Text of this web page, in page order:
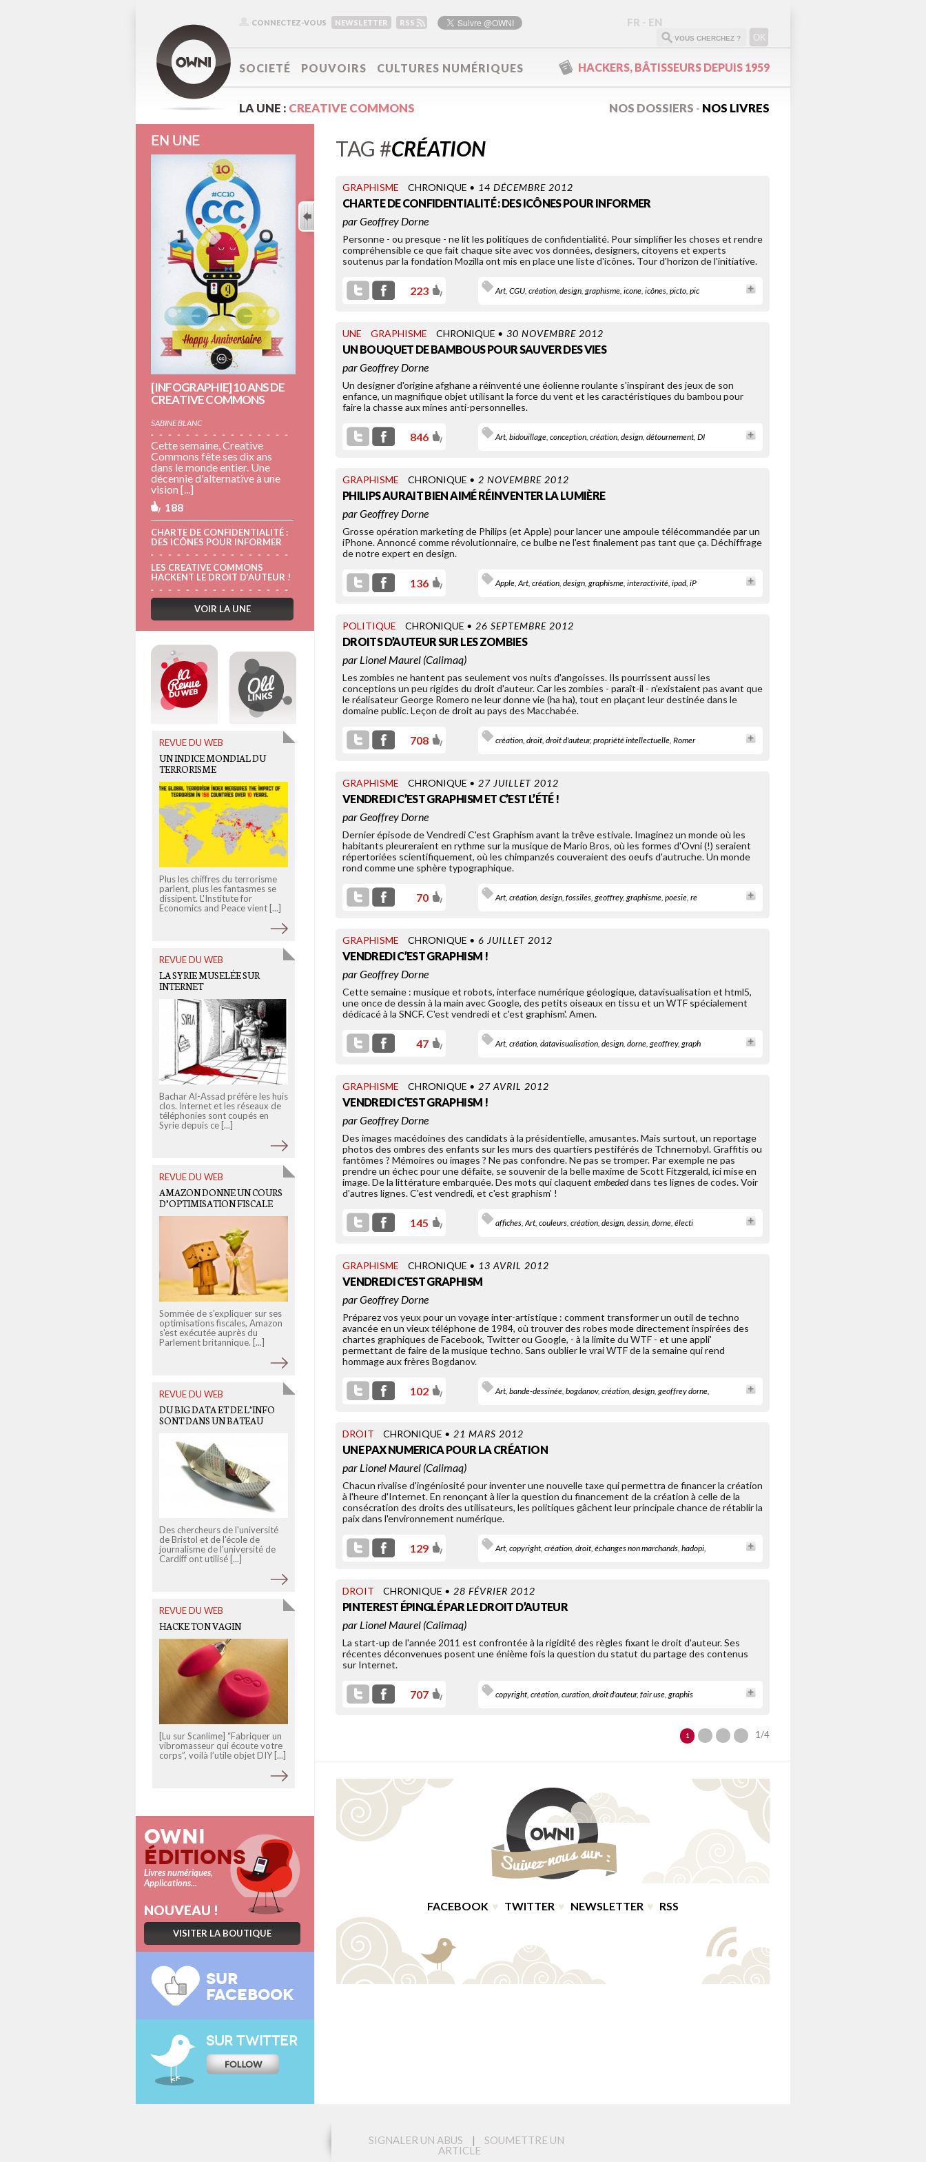
CONNECTEZ-VOUS NEWSLETTER RSS FR - EN
SOCIETÉ POUVOIRS CULTURES NUMÉRIQUES HACKERS, BÂTISSEURS DEPUIS 1959
LA UNE : CREATIVE COMMONS NOS DOSSIERS - NOS LIVRES
TAG #CRÉATION
GRAPHISME CHRONIQUE • 14 DÉCEMBRE 2012
CHARTE DE CONFIDENTIALITÉ : DES ICÔNES POUR INFORMER
parGeoffrey Dorne
Personne - ou presque - ne lit les politiques de confidentialité. Pour simplifier les choses et rendre
compréhensible ce que fait chaque site avec vos données, designers, citoyens et experts
soutenus par la fondation Mozilla ont mis en place une liste d'icônes. Tour d'horizon de l'initiative.
223 Art, CGU, création, design, graphisme, icone, icônes, picto, pic
UNE GRAPHISME CHRONIQUE • 30 NOVEMBRE 2012
UN BOUQUET DE BAMBOUS POUR SAUVER DES VIES
parGeoffrey Dorne
Un designer d'origine afghane a réinventé une éolienne roulante s'inspirant des jeux de son
enfance, un magnifique objet utilisant la force du vent et les caractéristiques du bambou pour
faire la chasse aux mines anti-personnelles.
846 Art, bidouillage, conception, création, design, détournement, DI
GRAPHISME CHRONIQUE • 2 NOVEMBRE 2012
PHILIPS AURAIT BIEN AIMÉ RÉINVENTER LA LUMIÈRE
parGeoffrey Dorne
Grosse opération marketing de Philips (et Apple) pour lancer une ampoule télécommandée par un
iPhone. Annoncé comme révolutionnaire, ce bulbe ne l'est finalement pas tant que ça. Déchiffrage
de notre expert en design.
136 Apple,Art, création, design, graphisme, interactivité, ipad, iP
POLITIQUE CHRONIQUE • 26 SEPTEMBRE 2012
DROITS D’AUTEUR SUR LES ZOMBIES
par Lionel Maurel (Calimaq)
Les zombies ne hantent pas seulement vos nuits d'angoisses. Ils pourrissent aussi les
conceptions un peu rigides du droit d'auteur. Car les zombies - paraît-il - n'existaient pas avant que
le réalisateur George Romero ne leur donne vie (ha ha), tout en plaçant leur destinée dans le
domaine public. Leçon de droit au pays des Macchabée.
708 création, droit, droit d'auteur, propriété intellectuelle, Romer
GRAPHISME CHRONIQUE • 27 JUILLET 2012
VENDREDI C’EST GRAPHISM ET C’EST L’ÉTÉ !
parGeoffrey Dorne
Dernier épisode de Vendredi C'est Graphism avant la trêve estivale. Imaginez un monde où les
habitants pleureraient en rythme sur la musique de Mario Bros, où les formes d'Ovni (!) seraient
répertoriées scientifiquement, où les chimpanzés couveraient des oeufs d'autruche. Un monde
rond comme une sphère typographique.
70 Art, création, design, fossiles, geoffrey, graphisme, poesie, re
GRAPHISME CHRONIQUE • 6 JUILLET 2012
VENDREDI C’EST GRAPHISM !
parGeoffrey Dorne
Cette semaine : musique et robots, interface numérique géologique, datavisualisation et html5,
une once de dessin à la main avec Google, des petits oiseaux en tissu et un WTF spécialement
dédicacé à la SNCF. C'est vendredi et c'est graphism'. Amen.
47 Art, création, datavisualisation, design, dorne, geoffrey, graph
GRAPHISME CHRONIQUE • 27 AVRIL 2012
VENDREDI C’EST GRAPHISM !
parGeoffrey Dorne
Des images macédoines des candidats à la présidentielle, amusantes. Mais surtout, un reportage
photos des ombres des enfants sur les murs des quartiers pestiférés de Tchnernobyl. Graffitis ou
fantômes ? Mémoires ou images ? Ne pas confondre. Ne pas se tromper. Par exemple ne pas
prendre un échec pour une défaite, se souvenir de la belle maxime de Scott Fitzgerald, ici mise en
image. De la littérature embarquée. Des mots qui claquent embededdans tes lignes de codes. Voir
d'autres lignes. C'est vendredi, et c'est graphism' !
145 affiches,Art, couleurs, création, design, dessin, dorne, électi
GRAPHISME CHRONIQUE • 13 AVRIL 2012
VENDREDI C’EST GRAPHISM
parGeoffrey Dorne
Préparez vos yeux pour un voyage inter-artistique : comment transformer un outil de techno
avancée en un vieux téléphone de 1984, où trouver des robes mode directement inspirées des
chartes graphiques de Facebook, Twitter ou Google, - à la limite du WTF - et une appli'
permettant de faire de la musique techno. Sans oublier le vrai WTF de la semaine qui rend
hommage aux frères Bogdanov.
102 Art, bande-dessinée, bogdanov, création, design, geoffrey dorne,
DROIT CHRONIQUE • 21 MARS 2012
UNE PAX NUMERICA POUR LA CRÉATION
par Lionel Maurel (Calimaq)
Chacun rivalise d'ingéniosité pour inventer une nouvelle taxe qui permettra de financer la création
à l'heure d'Internet. En renonçant à lier la question du financement de la création à celle de la
consécration des droits des utilisateurs, les politiques gâchent leur principale chance de rétablir la
paix dans l'environnement numérique.
129 Art, copyright, création, droit, échanges non marchands, hadopi,
DROIT CHRONIQUE • 28 FÉVRIER 2012
PINTEREST ÉPINGLÉ PAR LE DROIT D’AUTEUR
par Lionel Maurel (Calimaq)
La start-up de l'année 2011 est confrontée à la rigidité des règles fixant le droit d'auteur. Ses
récentes déconvenues posent une énième fois la question du statut du partage des contenus
sur Internet.
707 copyright, création, curation, droit d'auteur, fair use, graphis
1/4
1
FACEBOOK ♥ TWITTER ♥ NEWSLETTER ♥ RSS
EN UNE
[INFOGRAPHIE] 10 ANS DE
CREATIVE COMMONS
SABINE BLANC
Cette semaine, Creative
Commons fête ses dix ans
dans le monde entier. Une
décennie d'alternative à une
vision [...]
188
CHARTE DE CONFIDENTIALITÉ :
DES ICÔNES POUR INFORMER
LES CREATIVE COMMONS
HACKENT LE DROIT D’AUTEUR !
VOIR LA UNE
REVUE DU WEB
UN INDICE MONDIAL DU
TERRORISME
Plus les chiffres du terrorisme
parlent, plus les fantasmes se
dissipent. L'Institute for
Economics and Peace vient [...]
REVUE DU WEB
LA SYRIE MUSELÉE SUR
INTERNET
Bachar Al-Assad préfère les huis
clos. Internet et les réseaux de
téléphonies sont coupés en
Syrie depuis ce [...]
REVUE DU WEB
AMAZON DONNE UN COURS
D’OPTIMISATION FISCALE
Sommée de s'expliquer sur ses
optimisations fiscales, Amazon
s'est exécutée auprès du
Parlement britannique. [...]
REVUE DU WEB
DU BIG DATA ET DE L’INFO
SONT DANS UN BATEAU
Des chercheurs de l'université
de Bristol et de l'école de
journalisme de l'université de
Cardiff ont utilisé [...]
REVUE DU WEB
HACKE TON VAGIN
[Lu sur Scanlime] “Fabriquer un
vibromasseur qui écoute votre
corps”, voilà l’utile objet DIY [...]
En créant une zone de
contenus, le web ouvre la voie
au remix populaire de la [...]
GOOGLE ALERTE SES
UTILISATEURS ESPIONNÉS
Des milliers d'utilisateurs de
Gmail, journalistes et experts,
ont été alertés cette nuit par
OLD LINKS
TOUS AUTEURS, TOUS
CITOYENS, TOUS
Jérémie Nestel revient sur le
choix des différents partis
politiques d'adouber la culture
comme objet [...]
Les dernières fuites orchestrées
une évolution dans l'histoire de
l'organisation. [...]
Owni
Éditions
Livres numériques,
Applications...
NOUVEAU !
VISITER LA BOUTIQUE
SUR
FACEBOOK
SUR TWITTER
SIGNALER UN ABUS |
SOUMETTRE UN
ARTICLE